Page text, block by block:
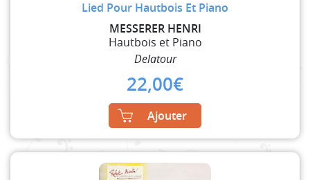
Lied Pour Hautbois Et Piano
MESSERER HENRI
Hautbois et Piano
Delatour
22,00€
Ajouter